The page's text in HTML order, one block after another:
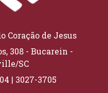
Coração de Jesus
308 - Bucarein -
SC
| 3027-3705